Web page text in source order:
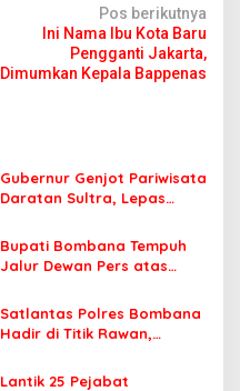
Pos berikutnya
Ini Nama Ibu Kota Baru
Pengganti Jakarta,
Dimumkan Kepala Bappenas
Gubernur Genjot Pariwisata
Daratan Sultra, Lepas
Tiga Kabupaten Unggulan
Bupati Bombana Tempuh
Jalur Dewan Pers atas
Korupsi Jembatan Cirauci II
Satlantas Polres Bombana
Hadir di Titik Rawan,
Sekolah dengan Aman
Lantik 25 Pejabat